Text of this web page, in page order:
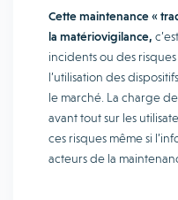
Cette maintenance «
la matériovigilance,
incidents ou des
l’utilisation des
le marché. La charge
avant tout sur les
ces risques même si
acteurs de la